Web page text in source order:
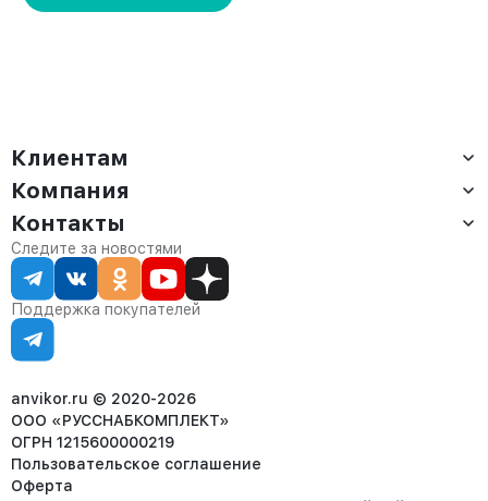
Клиентам
Доставка
Оплата
Сервис
Статус заказа
Статьи
Компания
О компании
Контакты
Партнёрам
Контакты
Отдел продаж:
8 (800) 234-22-62
corp@anvikor.ru
Ежедневно, с 7:00-19:00 (МСК)
Отдел рекламации:
8 (953) 455-25-61
Следите за новостями
Поддержка покупателей
anvikor.ru © 2020-2026
ООО «РУССНАБКОМПЛЕКТ»
ОГРН 1215600000219
Пользовательское соглашение
Оферта